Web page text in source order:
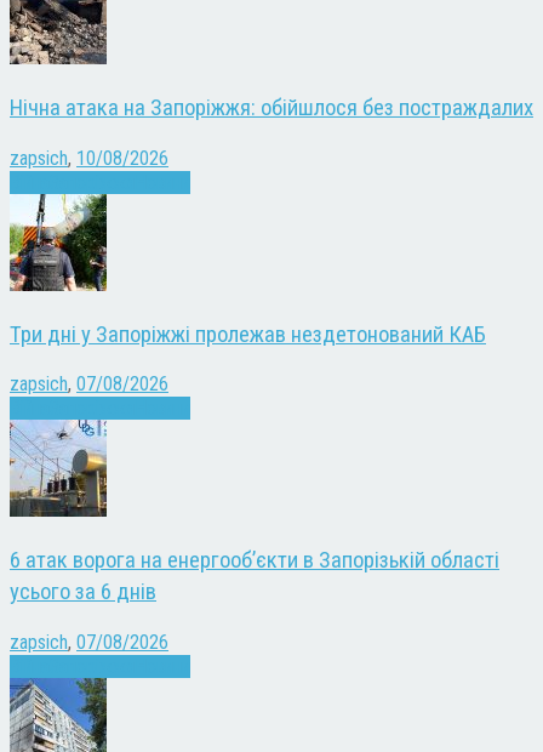
Нічна атака на Запоріжжя: обійшлося без постраждалих
zapsich, 10/08/2026
Три дні у Запоріжжі пролежав нездетонований КАБ
zapsich, 07/08/2026
6 атак ворога на енергооб’єкти в Запорізькій області
усього за 6 днів
zapsich, 07/08/2026